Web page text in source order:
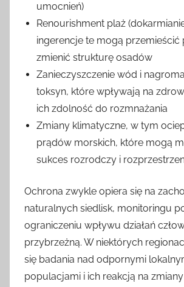
umocnień)
Renourishment plaż
ingerencje te mogą przemieścić
zmienić strukturę osadów
Zanieczyszczenie wód i
toksyn, które wpływają na
ich zdolność do rozmnażania
Zmiany klimatyczne, w tym
prądów morskich, które mogą
sukces rozrodczy i
Ochrona zwykle opiera się na
naturalnych siedlisk, monitoringu
ograniczeniu wpływu działań
przybrzeżną. W niektórych
się badania nad odpornymi
populacjami i ich reakcją na zmiany